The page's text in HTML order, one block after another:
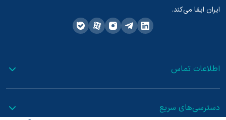
ایران ایفا می‌کند.
اطلاعات تماس
دسترسی‌های سریع